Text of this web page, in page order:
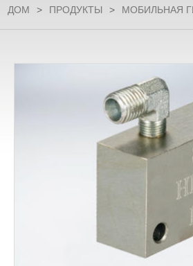
ДОМ > ПРОДУКТЫ > МОБИЛЬНАЯ